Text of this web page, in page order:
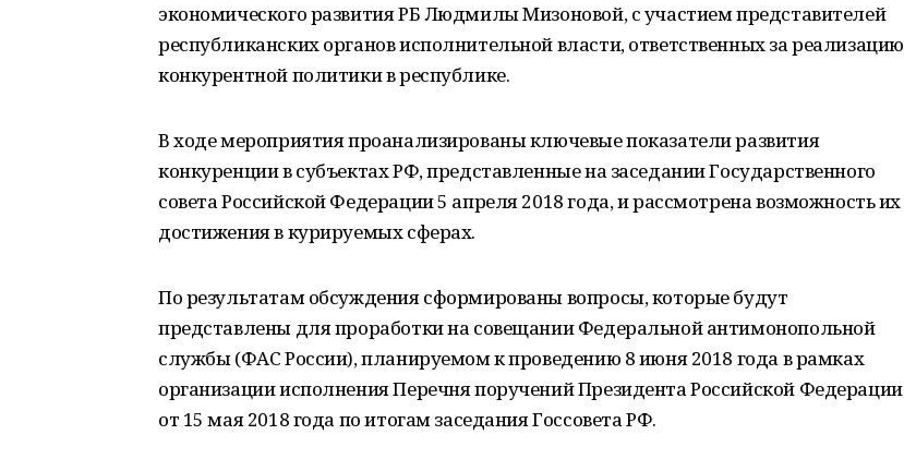
экономического развития РБ Людмилы Мизоновой, с участием представителей
республиканских органов исполнительной власти, ответственных за реализацию
конкурентной политики в республике.
В ходе мероприятия проанализированы ключевые показатели развития
конкуренции в субъектах РФ, представленные на заседании Государственного
совета Российской Федерации 5 апреля 2018 года, и рассмотрена возможность их
достижения в курируемых сферах.
По результатам обсуждения сформированы вопросы, которые будут
представлены для проработки на совещании Федеральной антимонопольной
службы (ФАС России), планируемом к проведению 8 июня 2018 года в рамках
организации исполнения Перечня поручений Президента Российской Федерации
от 15 мая 2018 года по итогам заседания Госсовета РФ.